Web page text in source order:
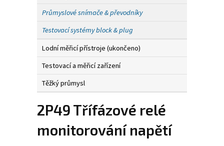
Průmyslové snímače & převodníky
Testovací systémy block & plug
Lodní měřicí přístroje (ukončeno)
Testovací a měřicí zařízení
Těžký průmysl
2P49 Třífázové relé
monitorování napětí